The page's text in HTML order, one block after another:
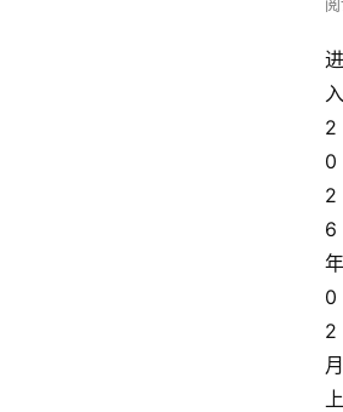
进
入
2
0
2
6
年
0
2
月
上